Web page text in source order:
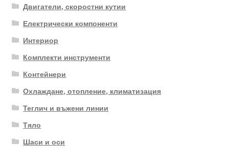
Двигатели, скоростни кутии
Електрически компоненти
Интериор
Комплекти инструменти
Контейнери
Охлаждане, отопление, климатизация
Теглич и въжени линии
Тяло
Шаси и оси